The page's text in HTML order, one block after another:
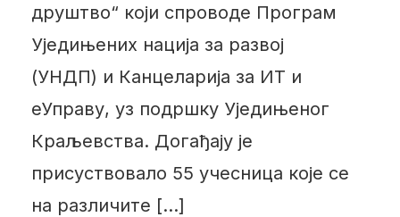
друштво“ који спроводе Програм
Уједињених нација за развој
(УНДП) и Канцеларија за ИТ и
еУправу, уз подршку Уједињеног
Краљевства. Догађају је
присуствовало 55 учесница које се
на различите […]